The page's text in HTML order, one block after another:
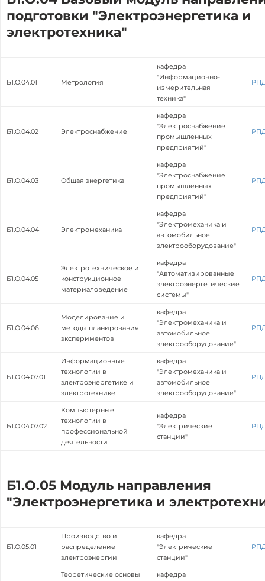
подготовки "Электроэнергетика и
электротехника"
Б1.О.04.01 Метрология
кафедра
"Информационно-
измерительная
техника"
Б1.О.04.02 Электроснабжение
кафедра
"Электроснабжение
промышленных
предприятий"
Б1.О.04.03 Общая энергетика
кафедра
"Электроснабжение
промышленных
предприятий"
Б1.О.04.04 Электромеханика
кафедра
"Электромеханика и
автомобильное
электрооборудование"
Б1.О.04.05
Электротехническое и
конструкционное
материаловедение
кафедра
"Автоматизированные
электроэнергетические
системы"
Б1.О.04.06
Моделирование и
методы планирования
экспериментов
кафедра
"Электромеханика и
автомобильное
электрооборудование"
Б1.О.04.07.01
Информационные
технологии в
электроэнергетике и
электротехнике
кафедра
"Электромеханика и
автомобильное
электрооборудование"
Б1.О.04.07.02
Компьютерные
технологии в
профессиональной
деятельности
кафедра
"Электрические
станции"
Б1.О.05 Модуль направления
"Электроэнергетика и
Б1.О.05.01
Производство и
распределение
электроэнергии
кафедра
"Электрические
станции"
Теоретические основы кафедра